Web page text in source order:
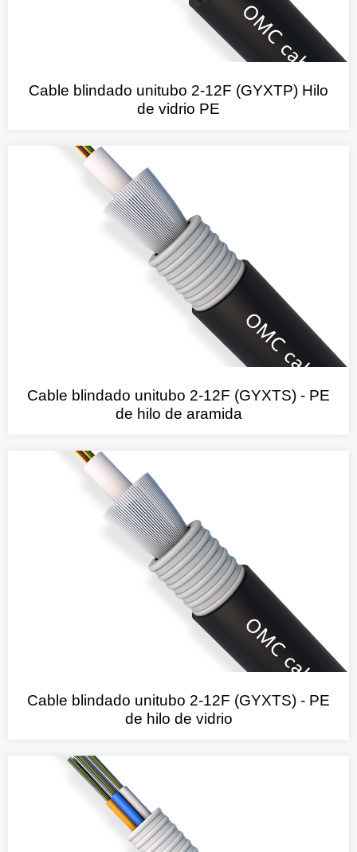
Cable blindado unitubo 2-12F (GYXTP) Hilo
de vidrio PE
Cable blindado unitubo 2-12F (GYXTS) - PE
de hilo de aramida
Cable blindado unitubo 2-12F (GYXTS) - PE
de hilo de vidrio